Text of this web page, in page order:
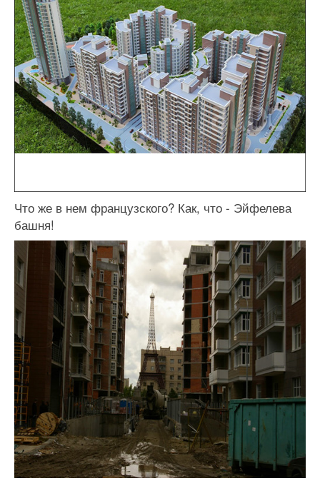
Что же в нем французского? Как, что - Эйфелева
башня!